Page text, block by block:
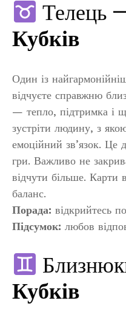
Телець
Кубків
Один із
відчуєте справжню
— тепло, підтримка і
зустріти людину, з
емоційний зв’язок. Це
гри. Важливо не
відчути більше. Карти
баланс.
Порада: відкрийтесь
Підсумок: любов
Кубків